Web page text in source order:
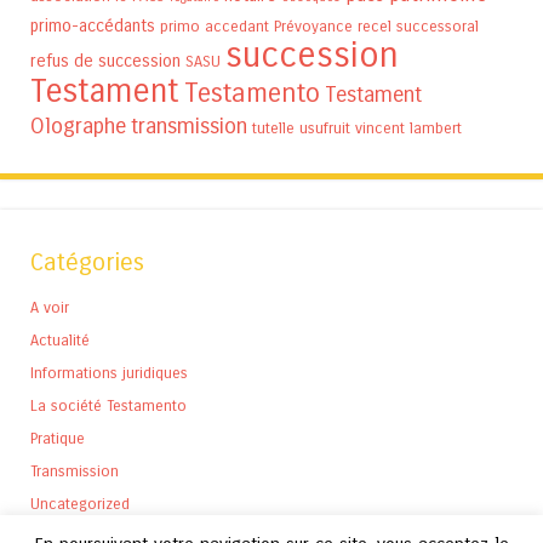
primo-accédants primo accedant Prévoyance recel successoral
refus de succession SASU succession
Testament Testamento Testament
Olographetransmission tutelle usufruit vincent lambert
Catégories
A voir
Actualité
Informations juridiques
La société Testamento
Pratique
Transmission
Uncategorized